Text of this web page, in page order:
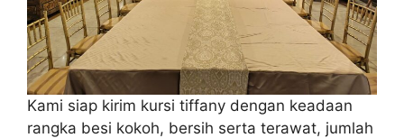
Kami siap kirim kursi tiffany dengan keadaan
rangka besi kokoh, bersih serta terawat, jumlah